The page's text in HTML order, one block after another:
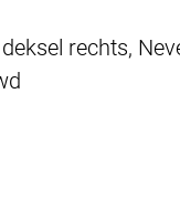
rechts,